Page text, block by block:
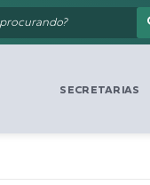
SECRETARIAS